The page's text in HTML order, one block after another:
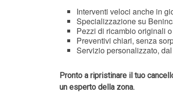
Interventi veloci anche in
Specializzazione su
Pezzi di ricambio originali
Preventivi chiari, senza
Servizio personalizzato,
Pronto a ripristinare il tuo
un esperto della zona.